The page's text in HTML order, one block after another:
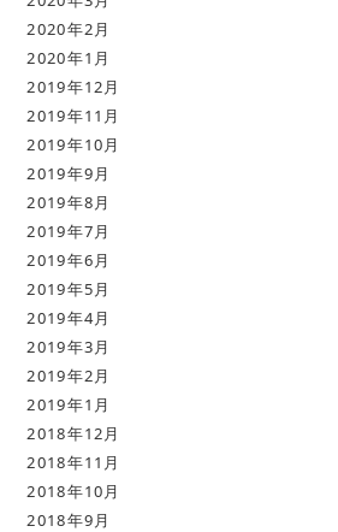
2020年2月
2020年1月
2019年12月
2019年11月
2019年10月
2019年9月
2019年8月
2019年7月
2019年6月
2019年5月
2019年4月
2019年3月
2019年2月
2019年1月
2018年12月
2018年11月
2018年10月
2018年9月